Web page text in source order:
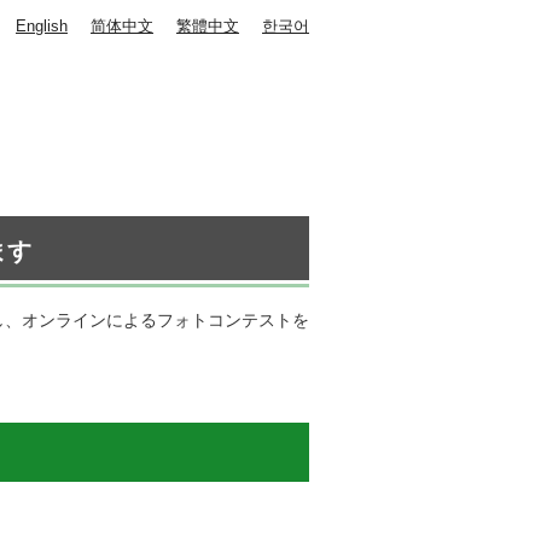
English 简体中文 繁體中文 한국어
す
オンラインによるフォトコンテストを